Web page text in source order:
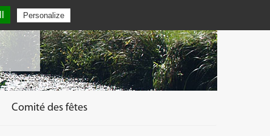
Comité des fêtes
Personalize